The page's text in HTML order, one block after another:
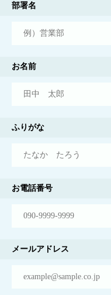
部署名
お名前
ふりがな
お電話番号
メールアドレス